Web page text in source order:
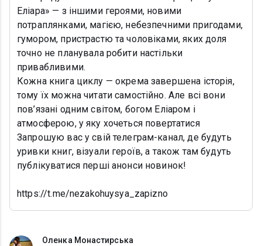
Еліара» — з іншими героями, новими
потраплянками, магією, небезпечними пригодами,
гумором, пристрастю та чоловіками, яких доля
точно не планувала робити настільки
привабливими.
Кожна книга циклу — окрема завершена історія,
тому їх можна читати самостійно. Але всі вони
пов’язані одним світом, богом Еліаром і
атмосферою, у яку хочеться повертатися
Запрошую вас у свій телеграм-канал, де будуть
уривки книг, візуали героїв, а також там будуть
публікуватися перші анонси новинок!
https://t.me/nezakohuysya_zapizno
Оленка Монастирська